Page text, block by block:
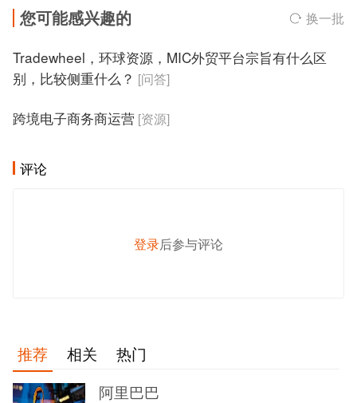
您可能感兴趣的 换一批
Tradewheel，环球资源，MIC外贸平台宗旨有什么区
别，比较侧重什么？ [问答]
跨境电子商务商运营 [资源]
评论
登录后参与评论
推荐 相关
热门
阿里巴巴